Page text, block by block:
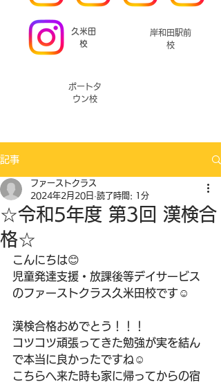
久米田
校
岸和田駅前
校
ポートタ
ウン校
記事
☆令和5年度 第3回 漢検合
格☆
ファーストクラス
2024年2月20日 読了時間: 1分
こんにちは😊
児童発達支援・放課後等デイサービス
のファーストクラス久米田校です️☺️
漢検合格おめでとう！！！
コツコツ頑張ってきた勉強が実を結ん
で本当に良かったですね☺️
こちらへ来た時も家に帰ってからの宿